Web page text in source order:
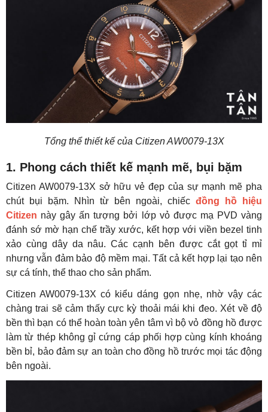
Tổng thể thiết kế của Citizen AW0079-13X
1. Phong cách thiết kế mạnh mẽ, bụi bặm
Citizen AW0079-13X sở hữu vẻ đẹp của sự mạnh mẽ pha
chút bụi bặm. Nhìn từ bên ngoài, chiếc đồng hồ hiệu
Citizen này gây ấn tượng bởi lớp vỏ được mạ PVD vàng
đánh sớ mờ hạn chế trầy xước, kết hợp với viền bezel tinh
xảo cùng dây da nâu. Các cạnh bên được cắt gọt tỉ mỉ
nhưng vẫn đảm bảo độ mềm mại. Tất cả kết hợp lại tạo nên
sự cá tính, thể thao cho sản phẩm.
Citizen AW0079-13X có kiểu dáng gọn nhẹ, nhờ vậy các
chàng trai sẽ cảm thấy cực kỳ thoải mái khi đeo. Xét về độ
bền thì bạn có thể hoàn toàn yên tâm vì bộ vỏ đồng hồ được
làm từ thép không gỉ cứng cáp phối hợp cùng kính khoáng
bền bỉ, bảo đảm sự an toàn cho đồng hồ trước mọi tác động
bên ngoài.